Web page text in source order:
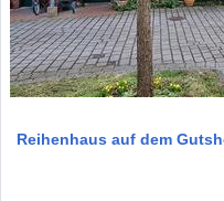
Reihenhaus auf dem